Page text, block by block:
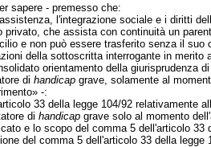
sapere - premesso che:
l'integrazione sociale e i diritti
che assista con continuità un
e non può essere trasferito senza il suo
della sottoscritta interrogante in
orientamento della
di handicapgrave, solamente al
-:
33 della legge 104/92 relativamente
di handicapgrave solo al momento
e lo scopo del comma 5 dell'articolo
del comma 5 dell'articolo 33 della legge